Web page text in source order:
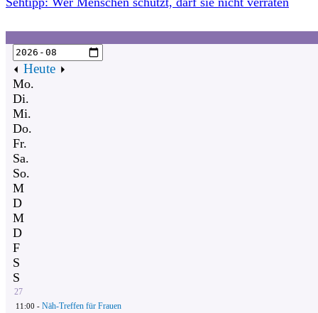
Heute
Mo.
Di.
Mi.
Do.
Fr.
Sa.
So.
M
D
M
D
F
S
S
27
11:00 - Näh-Treffen für Frauen